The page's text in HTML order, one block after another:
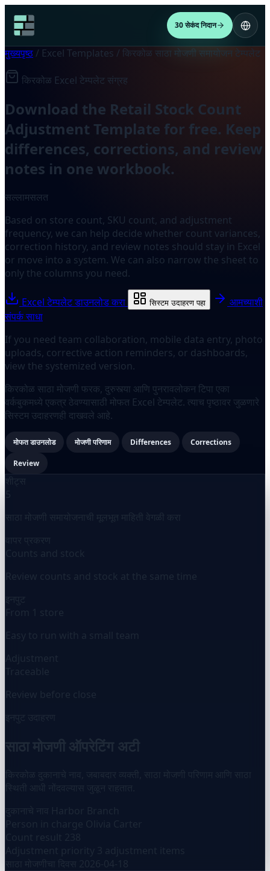
30 सेकंद निदान
मुख्यपृष्ठ / Excel Templates / किरकोळ साठा मोजणी समायोजन टेम्पलेट
किरकोळ Excel टेम्पलेट संग्रह
Download the Retail Stock Count
Adjustment Template for free. Keep
differences, corrections, and review
notes in one workbook.
सल्लामसलत
Based on store count, SKU count, and adjustment
frequency, we can help decide whether count variances,
correction history, and review notes should stay in Excel
or move into a system. We can also narrow the sheet to
only the columns you need.
Excel टेम्पलेट डाउनलोड करा सिस्टम उदाहरण पहा
आमच्याशी
संपर्क साधा
If you need team collaboration, mobile data entry, photo
uploads, corrective action reminders, or dashboards,
view the systemized version.
किरकोळ साठा मोजणी फरक, दुरुस्त्या आणि पुनरावलोकन टिपा एका
वर्कबुकमध्ये एकत्र ठेवण्यासाठी मोफत Excel टेम्पलेट. त्याच पृष्ठावर जुळणारे
सिस्टम उदाहरणही दाखवले आहे.
मोफत डाउनलोड मोजणी परिणाम Differences Corrections
Review
शीट्स
5
साठा मोजणी समायोजनाची मूलभूत माहिती वेगळी करा
वापर प्रकरण
Counts and stock
Review counts and stock at the same time
इनपुट
From 1 store
Easy to run with a small team
Adjustment
Traceable
Review before close
इनपुट उदाहरण
साठा मोजणी ऑपरेटिंग अटी
किरकोळ दुकानाचे नाव, जबाबदार व्यक्ती, साठा मोजणी परिणाम आणि साठा
स्थिती आधी नोंदवल्यास जुळून राहतात.
दुकानाचे नाव
Harbor Branch
Person in charge
Olivia Carter
Count result
238
Adjustment priority
3 adjustment items
साठा मोजणीचा दिवस
2026-04-18